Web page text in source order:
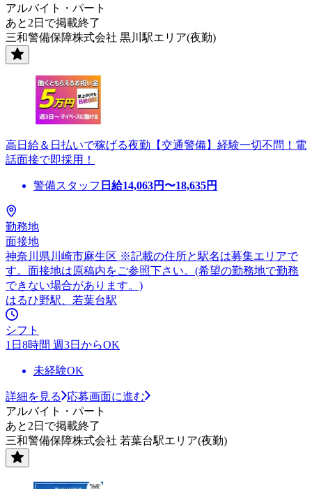
アルバイト・パート
あと2日で掲載終了
三和警備保障株式会社 黒川駅エリア(夜勤)
高日給＆日払いで稼げる夜勤【交通警備】経験一切不問！電
話面接で即採用！
警備スタッフ 日給14,063円〜18,635円
勤務地
面接地
神奈川県川崎市麻生区 ※記載の住所と駅名は募集エリアで
す。面接地は原稿内をご参照下さい。(希望の勤務地で勤務
できない場合があります。)
はるひ野駅、若葉台駅
シフト
1日8時間 週3日からOK
未経験OK
詳細を見る
応募画面に進む
アルバイト・パート
あと2日で掲載終了
三和警備保障株式会社 若葉台駅エリア(夜勤)